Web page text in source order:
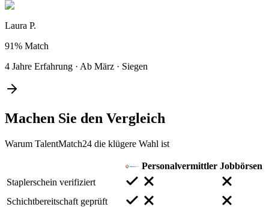
Laura P.
91% Match
4 Jahre Erfahrung · Ab März · Siegen
Machen Sie den Vergleich
Warum TalentMatch24 die klügere Wahl ist
Personalvermittler Jobbörsen
Staplerschein verifiziert
Schichtbereitschaft geprüft